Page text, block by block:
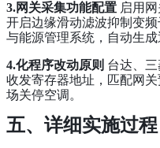
3.网关采集功能配置 启用
开启边缘滑动滤波抑制变
与能源管理系统，自动生
4.化程序改动原则 台达、
收发寄存器地址，匹配网
场关停空调。
五、详细实施过程